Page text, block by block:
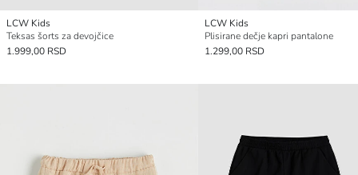
LCW Kids
Teksas šorts za devojčice
1.999,00 RSD
LCW Kids
Plisirane dečje kapri pantalone
1.299,00 RSD